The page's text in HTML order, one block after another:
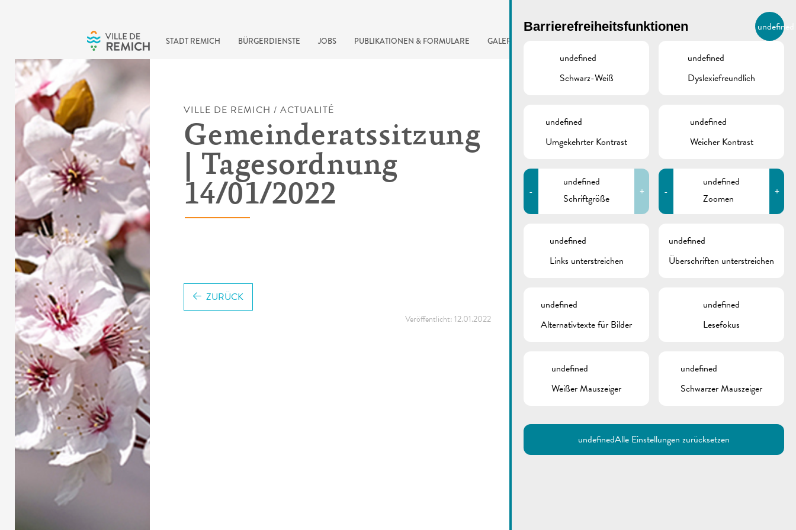
STADT REMICH BÜRGERDIENSTE JOBS PUBLIKATIONEN & FORMULARE GALERIE DE
BIERGER.REMICH.LU
Utilisez la recherche pour
Comme par exemple des contacts, des
informations ou de documents.
VILLE DE REMICH / ACTUALITÉ
Gemeinderatssitzung
| Tagesordnung
14/01/2022
Veröffentlicht: 12.01.2022
ZURÜCK
Barrierefreiheitsfunktionen undefined
undefined
Schwarz-Weiß
undefined
Dyslexiefreundlich
undefined
Umgekehrter Kontrast
undefined
Weicher Kontrast
-
undefined
Schriftgröße
+ -
undefined
Zoomen
+
undefined
Links unterstreichen
undefined
Überschriften unterstreichen
undefined
Alternativtexte für Bilder
undefined
Lesefokus
undefined
Weißer Mauszeiger
undefined
Schwarzer Mauszeiger
undefinedAlle Einstellungen zurücksetzen